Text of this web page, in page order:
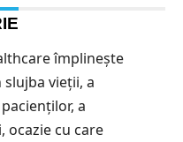
împlinește
slujba vieții, a
a
ocazie cu care